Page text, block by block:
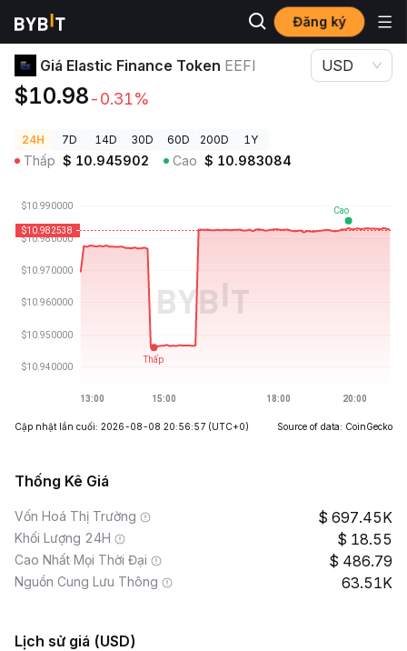
Đăng ký
Giá Tiền Điện Tử Giá Elastic Finance Token EEFI
Giá Elastic Finance Token EEFI
$10.98-0.31%
USD
24H 7D 14D 30D 60D 200D 1Y
Thấp $ 10.945902 Cao $ 10.983084
Cập nhật lần cuối: 2026-08-08 20:56:57 (UTC+0) Source of data: CoinGecko
Thống Kê Giá
Vốn Hoá Thị Trường 697.45K
Khối Lượng 24H 18.55
Cao Nhất Mọi Thời Đại 486.79
Nguồn Cung Lưu Thông 63.51K
Lịch sử giá (USD)